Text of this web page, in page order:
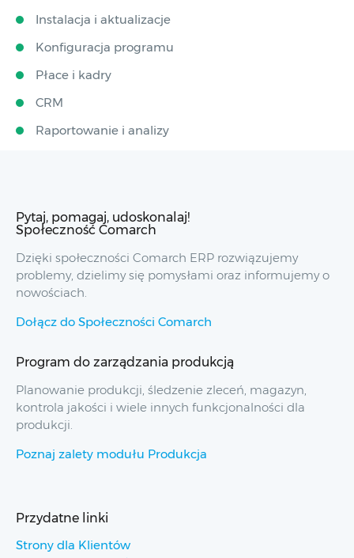
Instalacja i aktualizacje
Konfiguracja programu
Płace i kadry
CRM
Raportowanie i analizy
Pytaj, pomagaj, udoskonalaj!
Społeczność Comarch
Dzięki społeczności Comarch ERP rozwiązujemy
problemy, dzielimy się pomysłami oraz informujemy o
nowościach.
Dołącz do Społeczności Comarch
Program do zarządzania produkcją
Planowanie produkcji, śledzenie zleceń, magazyn,
kontrola jakości i wiele innych funkcjonalności dla
produkcji.
Poznaj zalety modułu Produkcja
Przydatne linki
Strony dla Klientów